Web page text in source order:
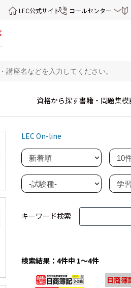
LEC公式サイト コールセンター
資格から探す書籍・問題集模
LEC On-line
キーワード検索
検索結果：4件中 1～4件
日商簿